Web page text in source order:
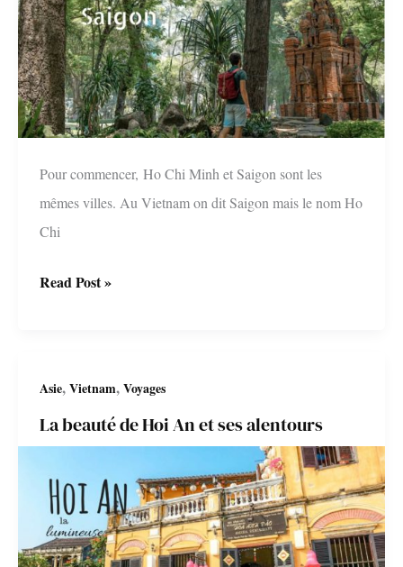
Pour commencer, Ho Chi Minh et Saigon sont les
mêmes villes. Au Vietnam on dit Saigon mais le nom Ho
Chi
Que
Chi
Minh
Read Post »
Asie,Vietnam,Voyages
La beauté de Hoi An et ses alentours